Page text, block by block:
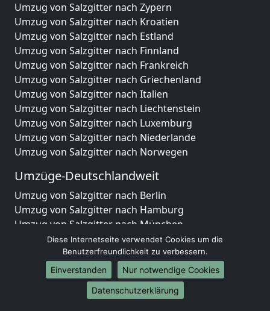
Umzug von Salzgitter nach Zypern
Umzug von Salzgitter nach Kroatien
Umzug von Salzgitter nach Estland
Umzug von Salzgitter nach Finnland
Umzug von Salzgitter nach Frankreich
Umzug von Salzgitter nach Griechenland
Umzug von Salzgitter nach Italien
Umzug von Salzgitter nach Liechtenstein
Umzug von Salzgitter nach Luxemburg
Umzug von Salzgitter nach Niederlande
Umzug von Salzgitter nach Norwegen
Umzüge-Deutschlandweit
Umzug von Salzgitter nach Berlin
Umzug von Salzgitter nach Hamburg
Umzug von Salzgitter nach München
Umzug von Salzgitter nach Köln
Umzug von Salzgitter nach Frankfurt am Main
Umzug von Salzgitter nach Stuttgart
Umzug von Salzgitter nach Düsseldorf
Umzug von Salzgitter nach Leipzig
Diese Internetseite verwendet Cookies um die
Benutzerfreundlichkeit zu verbessern.
Einverstanden
Nur notwendige Cookies
Datenschutzerklärung